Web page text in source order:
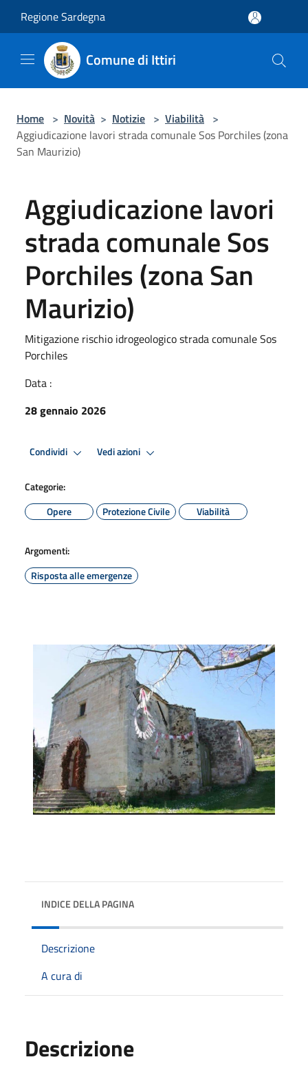
Regione Sardegna
Comune di Ittiri
Home > Novità > Notizie > Viabilità >
Aggiudicazione lavori strada comunale Sos Porchiles (zona
San Maurizio)
Aggiudicazione lavori
strada comunale Sos
Porchiles (zona San
Maurizio)
Mitigazione rischio idrogeologico strada comunale Sos
Porchiles
Data :
28 gennaio 2026
Condividi Vedi azioni
Categorie:
Opere
Protezione Civile Viabilità
Argomenti:
Risposta alle emergenze
INDICE DELLA PAGINA
Descrizione
A cura di
Descrizione